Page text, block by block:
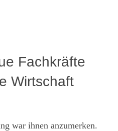
Fachkräfte
Wirtschaft
war ihnen anzumerken.